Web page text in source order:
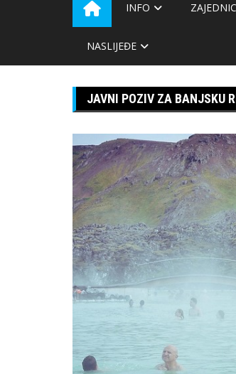
INFO
NASLIJEĐE
JAVNI POZIV ZA BANJSKU